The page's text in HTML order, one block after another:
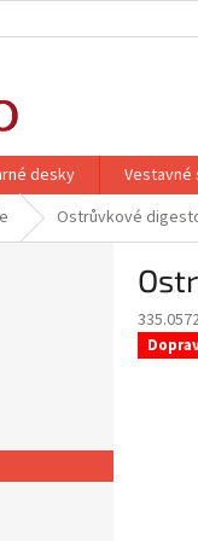
desky
Ostrůvkové